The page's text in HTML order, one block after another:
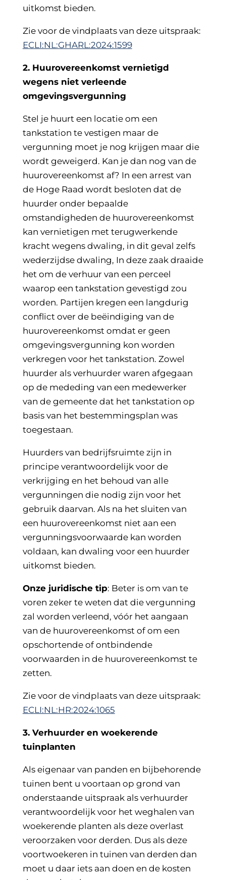
uitkomst bieden.
Zie voor de vindplaats van deze uitspraak:
ECLI:NL:GHARL:2024:1599
2. Huurovereenkomst vernietigd
wegens niet verleende
omgevingsvergunning
Stel je huurt een locatie om een
tankstation te vestigen maar de
vergunning moet je nog krijgen maar die
wordt geweigerd. Kan je dan nog van de
huurovereenkomst af? In een arrest van
de Hoge Raad wordt besloten dat de
huurder onder bepaalde
omstandigheden de huurovereenkomst
kan vernietigen met terugwerkende
kracht wegens dwaling, in dit geval zelfs
wederzijdse dwaling, In deze zaak draaide
het om de verhuur van een perceel
waarop een tankstation gevestigd zou
worden. Partijen kregen een langdurig
conflict over de beëindiging van de
huurovereenkomst omdat er geen
omgevingsvergunning kon worden
verkregen voor het tankstation. Zowel
huurder als verhuurder waren afgegaan
op de mededing van een medewerker
van de gemeente dat het tankstation op
basis van het bestemmingsplan was
toegestaan.
Huurders van bedrijfsruimte zijn in
principe verantwoordelijk voor de
verkrijging en het behoud van alle
vergunningen die nodig zijn voor het
gebruik daarvan. Als na het sluiten van
een huurovereenkomst niet aan een
vergunningsvoorwaarde kan worden
voldaan, kan dwaling voor een huurder
uitkomst bieden.
Onze juridische tip: Beter is om van te
voren zeker te weten dat die vergunning
zal worden verleend, vóór het aangaan
van de huurovereenkomst of om een
opschortende of ontbindende
voorwaarden in de huurovereenkomst te
zetten.
Zie voor de vindplaats van deze uitspraak:
ECLI:NL:HR:2024:1065
3. Verhuurder en woekerende
tuinplanten
Als eigenaar van panden en bijbehorende
tuinen bent u voortaan op grond van
onderstaande uitspraak als verhuurder
verantwoordelijk voor het weghalen van
woekerende planten als deze overlast
veroorzaken voor derden. Dus als deze
voortwoekeren in tuinen van derden dan
moet u daar iets aan doen en de kosten